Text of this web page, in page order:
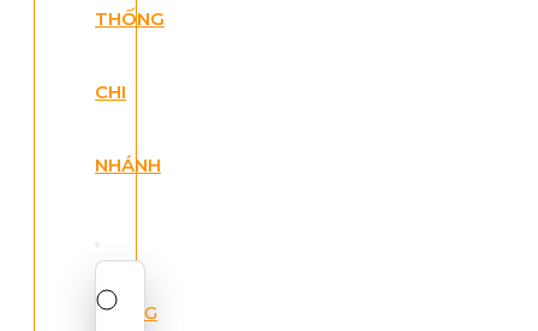
THỐNG
CHI
NHÁNH
G